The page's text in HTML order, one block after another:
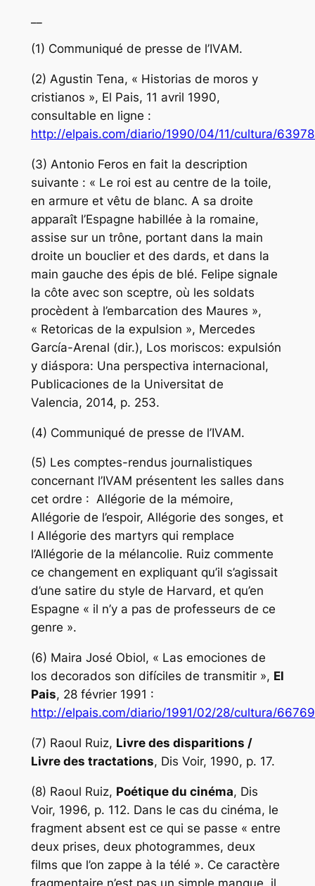
(1) Communiqué de presse de l’IVAM.
(2) Agustin Tena, « Historias de moros y
cristianos », El Pais, 11 avril 1990,
consultable en ligne :
http://elpais.com/diario/1990/04/11/cultura/
(3) Antonio Feros en fait la description
suivante : « Le roi est au centre de la toile,
en armure et vêtu de blanc. A sa droite
apparaît l’Espagne habillée à la romaine,
assise sur un trône, portant dans la main
droite un bouclier et des dards, et dans la
main gauche des épis de blé. Felipe signale
la côte avec son sceptre, où les soldats
procèdent à l’embarcation des Maures »,
« Retoricas de la expulsion », Mercedes
García-Arenal (dir.), Los moriscos: expulsión
y diáspora: Una perspectiva internacional,
Publicaciones de la Universitat de
Valencia, 2014, p. 253.
(4) Communiqué de presse de l’IVAM.
(5) Les comptes-rendus journalistiques
concernant l’IVAM présentent les salles dans
cet ordre : Allégorie de la mémoire,
Allégorie de l’espoir, Allégorie des songes, et
l Allégorie des martyrs qui remplace
l’Allégorie de la mélancolie. Ruiz commente
ce changement en expliquant qu’il s’agissait
d’une satire du style de Harvard, et qu’en
Espagne « il n’y a pas de professeurs de ce
genre ».
(6) Maira José Obiol, « Las emociones de
los decorados son difíciles de transmitir », El
Pais, 28 février 1991 :
http://elpais.com/diario/1991/02/28/cultura/
(7) Raoul Ruiz, Livre des disparitions /
Livre des tractations, Dis Voir, 1990, p. 17.
(8) Raoul Ruiz, Poétique du cinéma, Dis
Voir, 1996, p. 112. Dans le cas du cinéma, le
fragment absent est ce qui se passe « entre
deux prises, deux photogrammes, deux
films que l’on zappe à la télé ». Ce caractère
fragmentaire n’est pas un simple manque, il